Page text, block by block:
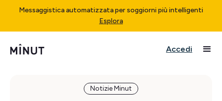
Messaggistica automatizzata per soggiorni più intelligenti
Esplora
Accedi
Notizie Minut